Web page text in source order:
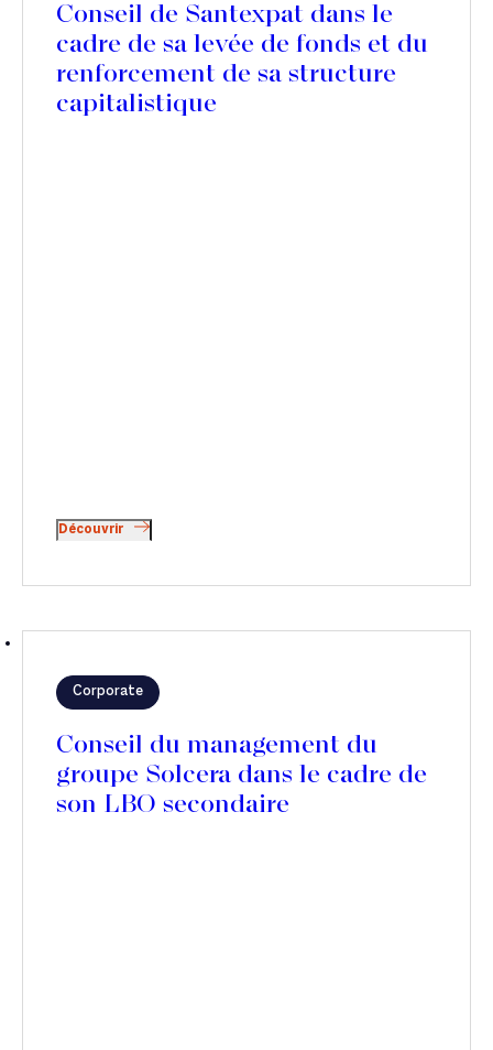
Conseil de Santexpat dans le
cadre de sa levée de fonds et du
renforcement de sa structure
capitalistique
Découvrir
Corporate
Conseil du management du
groupe Solcera dans le cadre de
son LBO secondaire